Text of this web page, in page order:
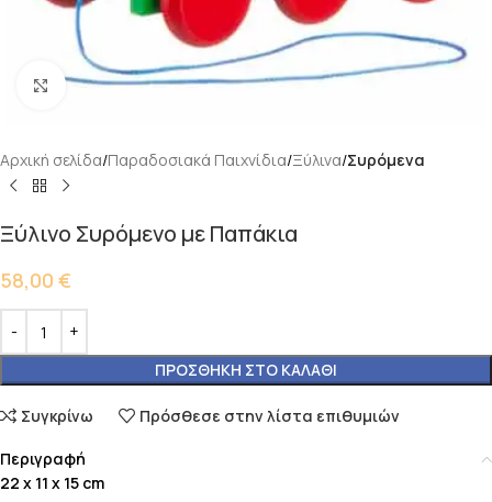
Κάντε κλικ για μεγέθυνση
Αρχική σελίδα Παραδοσιακά Παιχνίδια Ξύλινα Συρόμενα
Ξύλινο Συρόμενο με Παπάκια
58,00 €
ΠΡΟΣΘΉΚΗ ΣΤΟ ΚΑΛΆΘΙ
Συγκρίνω Πρόσθεσε στην λίστα επιθυμιών
Περιγραφή
22 x 11 x 15 cm